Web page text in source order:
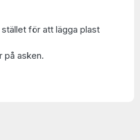
för att lägga plast
på asken.